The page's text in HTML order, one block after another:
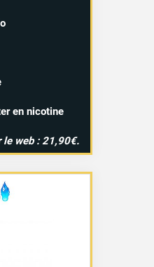
en nicotine
le web : 21,90€.